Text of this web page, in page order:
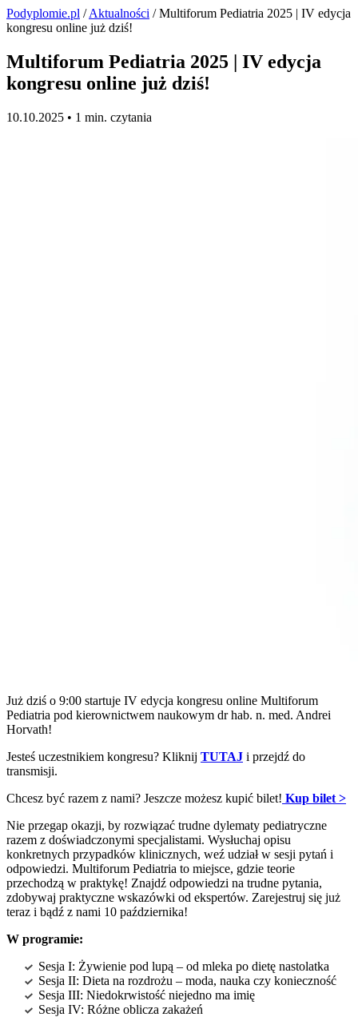
Podyplomie.pl /Aktualności / Multiforum Pediatria 2025 | IV edycja
kongresu online już dziś!
Multiforum Pediatria 2025 | IV edycja
kongresu online już dziś!
10.10.2025 • 1 min. czytania
Już dziś o 9:00 startuje IV edycja kongresu online Multiforum
Pediatria pod kierownictwem naukowym dr hab. n. med. Andrei
Horvath!
Jesteś uczestnikiem kongresu? Kliknij TUTAJ i przejdź do
transmisji.
Chcesz być razem z nami? Jeszcze możesz kupić bilet! Kup bilet >
Nie przegap okazji, by rozwiązać trudne dylematy pediatryczne
razem z doświadczonymi specjalistami. Wysłuchaj opisu
konkretnych przypadków klinicznych, weź udział w sesji pytań i
odpowiedzi. Multiforum Pediatria to miejsce, gdzie teorie
przechodzą w praktykę! Znajdź odpowiedzi na trudne pytania,
zdobywaj praktyczne wskazówki od ekspertów. Zarejestruj się już
teraz i bądź z nami 10 października!
W programie:
Sesja I: Żywienie pod lupą – od mleka po dietę nastolatka
Sesja II: Dieta na rozdrożu – moda, nauka czy konieczność
Sesja III: Niedokrwistość niejedno ma imię
Sesja IV: Różne oblicza zakażeń